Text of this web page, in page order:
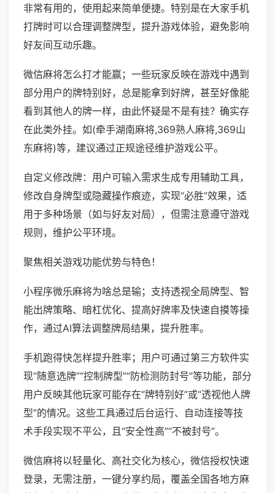
非常有用的，使用起来简单便捷。特别是在大家手机
打牌时可以合理调整牌型，提升游戏体验，避免影响
好友间互动乐趣。
微信麻将怎么打才能赢；一些玩家反映在游戏中遇到
部分用户的牌特别好，总是能拿到好牌，甚至好像能
看到其他人的牌一样，由此怀疑是不是有挂？确实存
在此类外挂。如(牵手湖南麻将,369熟人麻将,369山
东麻将)等，建议通过正规途径维护游戏公平。
自定义修改牌：用户可输入需求生成专用辅助工具，
修改自身牌型或隐藏操作痕迹，实现“必胜”效果，适
用于多种场景（如与好友对局），但需注意遵守游戏
规则，维护公平环境。
聚焦相关游戏功能优势与特色！
小程序微乐麻将为啥总是输；支持透视全局牌型、智
能出牌策略、暗杠优化、提高好牌率及快速自摸等操
作，通过AI算法调整牌局结果，提升胜率。
手机跑得快怎样提升胜率；用户可通过第三方软件实
现“随意选牌”“控制牌型”“防检测防封号”等功能，部分
用户反映其他玩家可能存在“牌特别好”或“透视他人牌
型”的情况。这些工具通过后台运行、自动连接等技
术手段实现不平公，且“安全性高”“不被封号”。
微信麻将以轻量化、高社交化为核心，微信授权快速
登录，无需注册，一键分享约局，覆盖全国各地方麻